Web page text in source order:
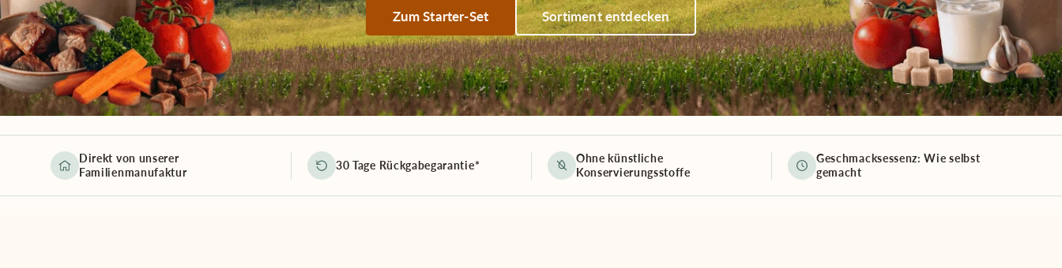
Zum Starter-Set Sortiment entdecken
Direkt von unserer
Familienmanufaktur
30 Tage Rückgabegarantie*
Ohne künstliche
Konservierungsstoffe
Geschmacksessenz: Wie selbst
gemacht